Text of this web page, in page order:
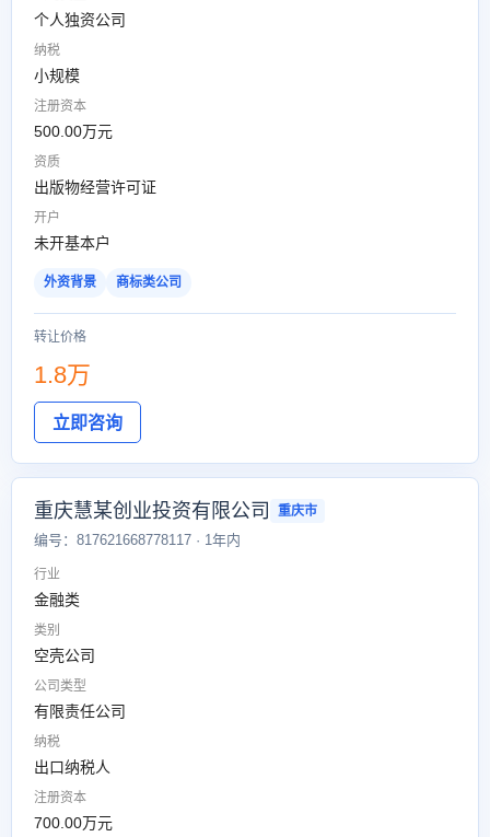
个人独资公司
纳税
小规模
注册资本
500.00万元
资质
出版物经营许可证
开户
未开基本户
外资背景 商标类公司
转让价格
1.8万
立即咨询
重庆慧某创业投资有限公司 重庆市
编号：817621668778117 · 1年内
行业
金融类
类别
空壳公司
公司类型
有限责任公司
纳税
出口纳税人
注册资本
700.00万元